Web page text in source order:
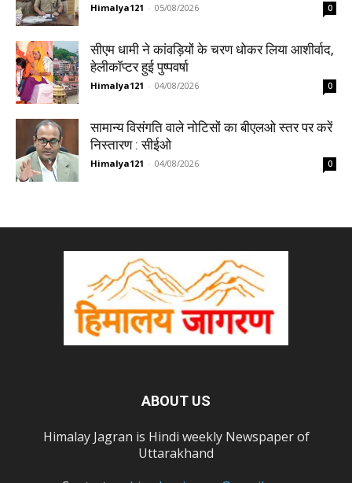
Himalya121 - 05/08/2026 0
सीएम धामी ने कांवड़ियों के चरण धोकर लिया आशीर्वाद,
हेलीकॉप्टर हुई पुष्पवर्षा
Himalya121 - 04/08/2026 0
सामान्य विसंगति वाले नोटिसों का बीएलओ स्तर पर करें
निस्तारण : सीईओ
Himalya121 - 04/08/2026 0
ABOUT US
Himalay Jagran is Hindi weekly Newspaper of
Uttarakhand